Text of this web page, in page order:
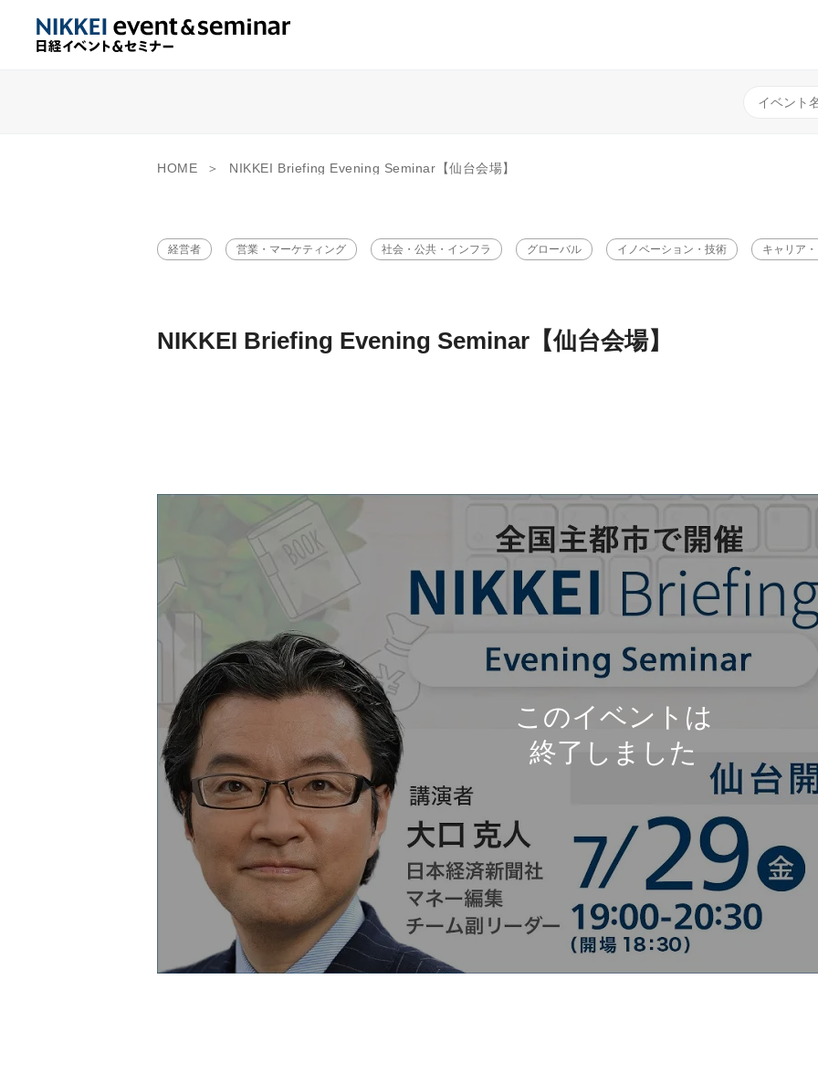
HOME NIKKEI Briefing Evening Seminar【仙台会場】
経営者 営業・マーケティング 社会・公共・インフラ グローバル イノベーション・技術 キャリア
NIKKEI Briefing Evening Seminar【仙台会場】